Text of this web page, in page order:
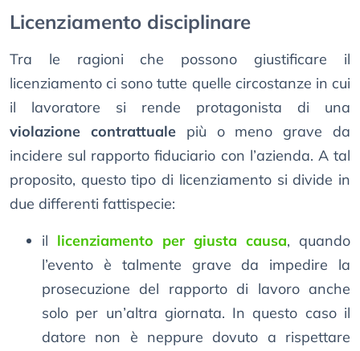
Licenziamento disciplinare
Tra le ragioni che possono giustificare il
licenziamento ci sono tutte quelle circostanze in cui
il lavoratore si rende protagonista di una
violazione contrattualepiù o meno grave da
incidere sul rapporto fiduciario con l’azienda. A tal
proposito, questo tipo di licenziamento si divide in
due differenti fattispecie:
il licenziamento per giusta causa, quando
l’evento è talmente grave da impedire la
prosecuzione del rapporto di lavoro anche
solo per un’altra giornata. In questo caso il
datore non è neppure dovuto a rispettare